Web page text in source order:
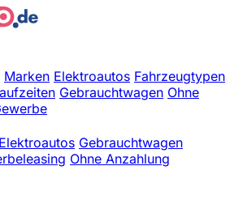
Marken Elektroautos Fahrzeugtypen
Gebrauchtwagen Ohne
Elektroautos Gebrauchtwagen
Ohne Anzahlung